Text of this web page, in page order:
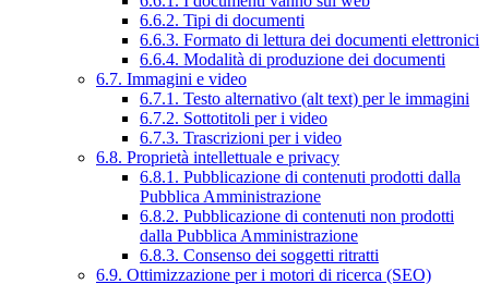
6.6.2. Tipi di documenti
6.6.3. Formato di lettura dei documenti elettronici
6.6.4. Modalità di produzione dei documenti
6.7. Immagini e video
6.7.1. Testo alternativo (alt text) per le immagini
6.7.2. Sottotitoli per i video
6.7.3. Trascrizioni per i video
6.8. Proprietà intellettuale e privacy
6.8.1. Pubblicazione di contenuti prodotti dalla
Pubblica Amministrazione
6.8.2. Pubblicazione di contenuti non prodotti
dalla Pubblica Amministrazione
6.8.3. Consenso dei soggetti ritratti
6.9. Ottimizzazione per i motori di ricerca (SEO)